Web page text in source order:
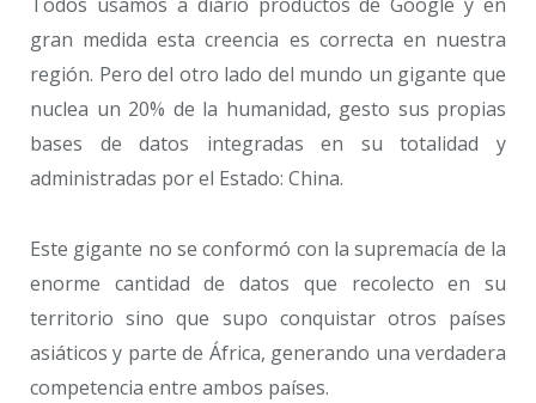
gran medida esta creencia es correcta en nuestra
región. Pero del otro lado del mundo un gigante que
nuclea un 20% de la humanidad, gesto sus propias
bases de datos integradas en su totalidad y
administradas por el Estado: China.
Este gigante no se conformó con la supremacía de la
enorme cantidad de datos que recolecto en su
territorio sino que supo conquistar otros países
asiáticos y parte de África, generando una verdadera
competencia entre ambos países.